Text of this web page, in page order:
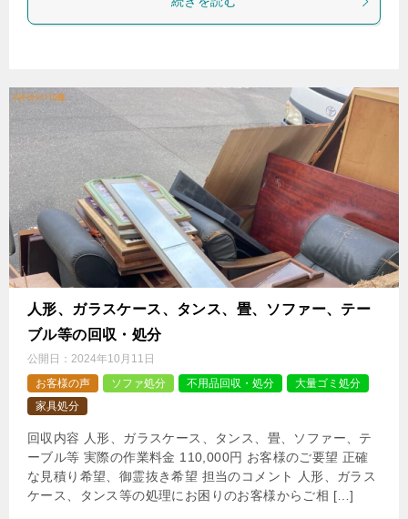
人形、ガラスケース、タンス、畳、ソファー、テー
ブル等の回収・処分
公開日： 2024年10月11日
お客様の声
ソファ処分 不用品回収・処分
大量ゴミ処分
家具処分
回収内容 人形、ガラスケース、タンス、畳、ソファー、テ
ーブル等 実際の作業料金 110,000円 お客様のご要望 正確
な見積り希望、御霊抜き希望 担当のコメント 人形、ガラス
ケース、タンス等の処理にお困りのお客様からご相 […]